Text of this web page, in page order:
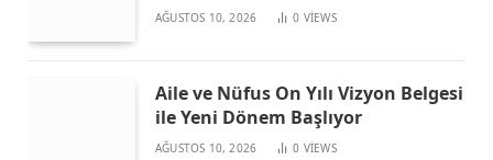
AĞUSTOS 10, 2026 0 VIEWS
Aile ve Nüfus On Yılı Vizyon Belgesi
ile Yeni Dönem Başlıyor
AĞUSTOS 10, 2026 0 VIEWS